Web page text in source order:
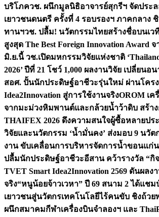
บริโภควช. ผนึกมูลนิธิอาจารย์สุกรีฯ จัดประ
เยาวชนดนตรี ครั้งที่ 4 รอบรองฯ ภาคกลาง
ทานฯวช. ปลื้ม! นวัตกรรมไทยสร้างชื่อบนเว
สูงสุด The Best Foreign Innovation Award
มิ.ย.นี้ วช.เปิดมหกรรมวิจัยแห่งชาติ
2026’ ปีที่ 21 โชว์ 1,000 ผลงานวิจัย เปลี่ยนอ
สอศ. ปั้นนักประดิษฐ์อาชีวะรุ่นใหม่ ผ่านโคร
Idea2Innovation สู่การใช้งานจริงOROM เ
จากมะม่วงหิมพานต์และกล้วยน้ำว้าดิบ สร้า
THAIFEX 2026 ดึงความสนใจผู้ซื้อหลายปร
วิจัยและนวัตกรรม ‘น้ำมั่นคง’ ส่งมอบ 9 นวัต
งาน ขับเคลื่อนการบริหารจัดการน้ำขอนแก่
ปลื้มนักประดิษฐ์อาชีวะอีสาน คว้ารางวัล “กิ
TVET Smart Idea2Innovation 2569 ดันผลง
จริง“หนูน้อยจ้าวเวหา” ปี 69 สนาม 2 ได้แช
เยาวชนสู่นวัตกรเทคโนโลยีไร้คนขับ ชิงถ้ว
ผนึกสมาคมกีฬาเครื่องบินจำลองฯ และ